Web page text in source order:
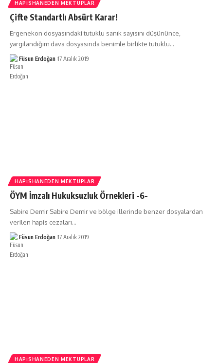
HAPISHANEDEN MEKTUPLAR
Çifte Standartlı Absürt Karar!
Ergenekon dosyasındaki tutuklu sanık sayısını düşününce,
yargılandığım dava dosyasında benimle birlikte tutuklu…
Füsun Erdoğan 17 Aralık 2019
HAPISHANEDEN MEKTUPLAR
ÖYM İmzalı Hukuksuzluk Örnekleri -6-
Sabire Demir Sabire Demir ve bölge illerinde benzer dosyalardan
verilen hapis cezaları…
Füsun Erdoğan 17 Aralık 2019
HAPISHANEDEN MEKTUPLAR